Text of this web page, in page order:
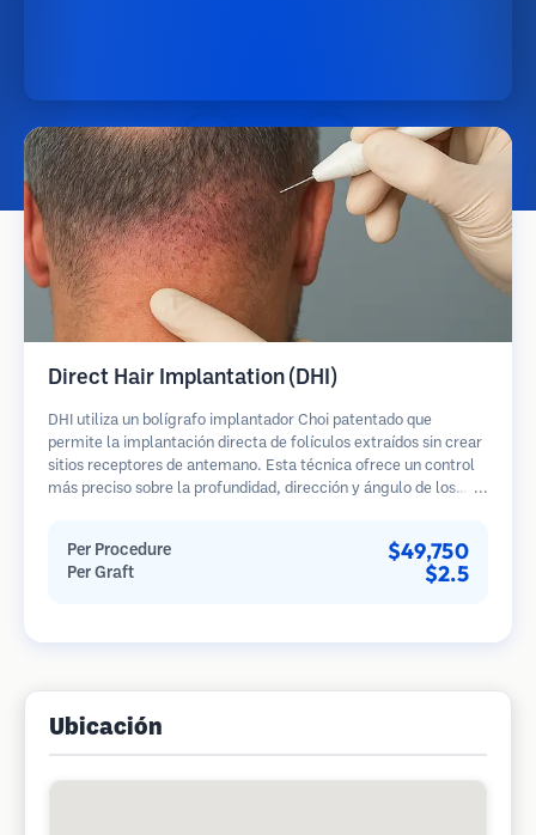
Direct Hair Implantation (DHI)
DHI utiliza un bolígrafo implantador Choi patentado que
permite la implantación directa de folículos extraídos sin crear
sitios receptores de antemano. Esta técnica ofrece un control
más preciso sobre la profundidad, dirección y ángulo de los
Per Procedure $49,750
Per Graft $2.5
Ubicación